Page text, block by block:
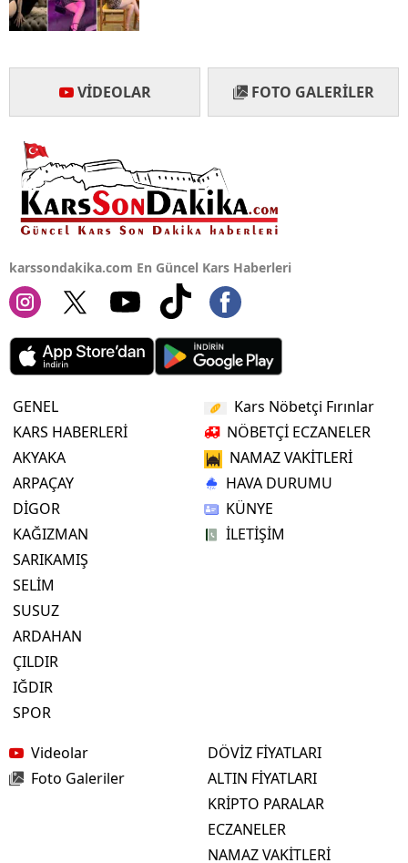
Yalova
Karabük
VIDEOLAR FOTO GALERILER
karssondakika.com En Güncel Kars Haberleri
GENEL
KARS HABERLERİ
AKYAKA
ARPAÇAY
DİGOR
KAĞIZMAN
SARIKAMIŞ
SELİM
SUSUZ
ARDAHAN
ÇILDIR
IĞDIR
SPOR
Kars Nöbetçi Fırınlar
NÖBETÇİ ECZANELER
NAMAZ VAKİTLERİ
HAVA DURUMU
KÜNYE
İLETİŞİM
Videolar
Foto Galeriler
DÖVİZ FİYATLARI
ALTIN FİYATLARI
KRİPTO PARALAR
ECZANELER
NAMAZ VAKİTLERİ